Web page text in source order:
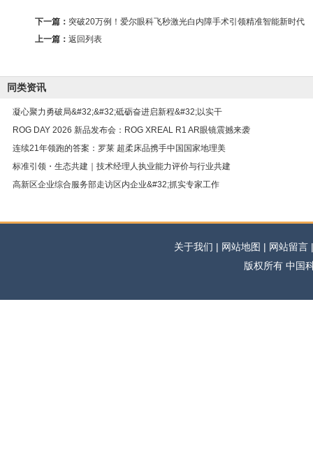
下一篇： 突破20万例！爱尔眼科飞秒激光白内障手术引领精准智能新时代
上一篇： 返回列表
同类资讯
凝心聚力勇破局&#32;&#32;砥砺奋进启新程&#32;以实干
ROG DAY 2026 新品发布会：ROG XREAL R1 AR眼镜震撼来袭
连续21年领跑的答案：罗莱 超柔床品携手中国国家地理美
标准引领・生态共建｜技术经理人执业能力评价与行业共建
高新区企业综合服务部走访区内企业&#32;抓实专家工作
关于我们 | 网站地图 | 网站留
版权所有 中国